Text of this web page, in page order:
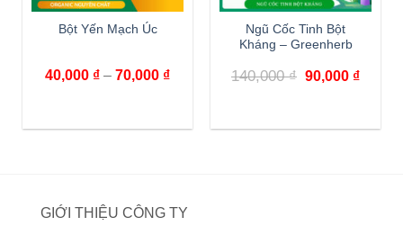
Bột Yến Mạch Úc
40,000 ₫ – 70,000 ₫
Ngũ Cốc Tinh Bột
Kháng – Greenherb
140,000₫ 90,000 ₫
GIỚI THIỆU CÔNG TY